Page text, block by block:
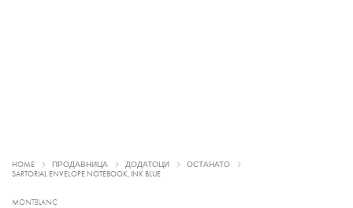
HOME ПРОДАВНИЦА ДОДАТОЦИ
ОСТАНАТО
SARTORIAL ENVELOPE NOTEBOOK, INK BLUE
MONTBLANC